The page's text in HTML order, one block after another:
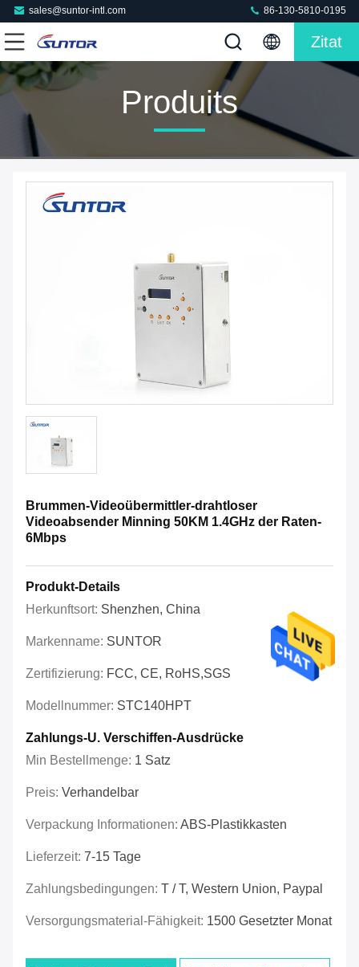
sales@suntor-intl.com 86-130-5810-0195
Zitat
Produits
Brummen-Videoübermittler-drahtloser
Videoabsender Minning 50KM 1.4GHz der Raten-
6Mbps
Produkt-Details
Herkunftsort: Shenzhen, China
Markenname: SUNTOR
Zertifizierung: FCC, CE, RoHS,SGS
Modellnummer: STC140HPT
Zahlungs-U. Verschiffen-Ausdrücke
Min Bestellmenge: 1 Satz
Preis: Verhandelbar
Verpackung Informationen: ABS-Plastikkasten
Lieferzeit: 7-15 Tage
Zahlungsbedingungen: T / T, Western Union, Paypal
Versorgungsmaterial-Fähigkeit: 1500 Gesetzter Monat